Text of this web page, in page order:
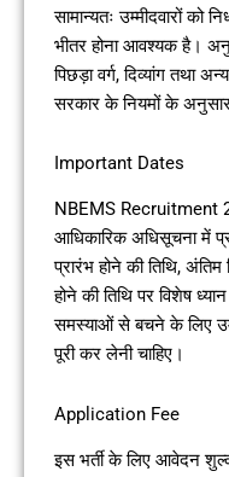
सामान्यतः उम्मीदवारों को
भीतर होना आवश्यक है।
पिछड़ा वर्ग, दिव्यांग तथा
सरकार के नियमों के
Important Dates
NBEMS Recruitment
आधिकारिक अधिसूचना में
प्रारंभ होने की तिथि, अंतिम
होने की तिथि पर विशेष
समस्याओं से बचने के लिए
पूरी कर लेनी चाहिए।
Application Fee
इस भर्ती के लिए आवेदन